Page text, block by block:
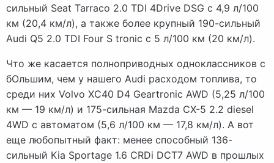
сильный Seat Tarraco 2.0 TDI 4Drive DSG с 4,9 л/100
км (20,4 км/л), а также более крупный 190-сильный
Audi Q5 2.0 TDI Four S tronic с 5 л/100 км (20 км/л).
Что же касается полноприводных одноклассников с
бОльшим, чем у нашего Audi расходом топлива, то
среди них Volvo XC40 D4 Geartronic AWD (5,25 л/100
км — 19 км/л) и 175-сильная Mazda CX-5 2.2 diesel
4WD с автоматом (5,6 л/100 км — 17,8 км/л). А вот
еще любопытный факт: менее способный 136-
сильный Kia Sportage 1.6 CRDi DCT7 AWD в прошлых